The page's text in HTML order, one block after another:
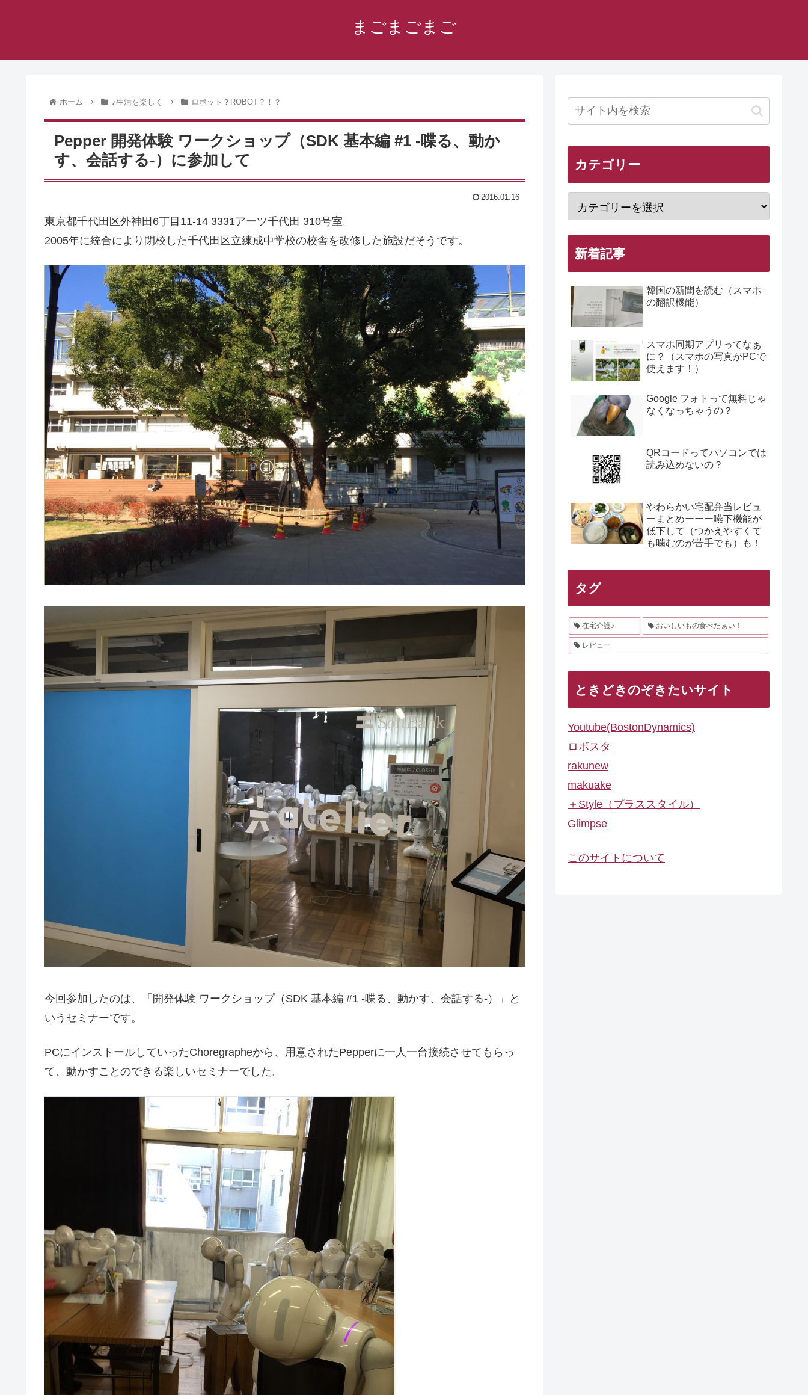
まごまごまご
ホーム ♪生活を楽しく ロボット？ROBOT？！？
Pepper 開発体験 ワークショップ（SDK 基本編 #1 -喋る、動か
す、会話する-）に参加して
2016.01.16
東京都千代田区外神田6丁目11-14 3331アーツ千代田 310号室。
2005年に統合により閉校した千代田区立練成中学校の校舎を改修した施設だそうです。
今回参加したのは、「開発体験 ワークショップ（SDK 基本編 #1 -喋る、動かす、会話する-）」と
いうセミナーです。
PCにインストールしていったChoregrapheから、用意されたPepperに一人一台接続させてもらっ
て、動かすことのできる楽しいセミナーでした。
カテゴリー
新着記事
韓国の新聞を読む（スマホ
の翻訳機能）
スマホ同期アプリってなぁ
に？（スマホの写真がPCで
使えます！）
Google フォトって無料じゃ
なくなっちゃうの？
QRコードってパソコンでは
読み込めないの？
やわらかい宅配弁当レビュ
ーまとめーーー嚥下機能が
低下して（つかえやすくて
も噛むのが苦手でも）も！
タグ
在宅介護♪ おいしいもの食べたぁい！
レビュー
ときどきのぞきたいサイト
Youtube(BostonDynamics)
ロボスタ
rakunew
makuake
＋Style（プラススタイル）
Glimpse
このサイトについて